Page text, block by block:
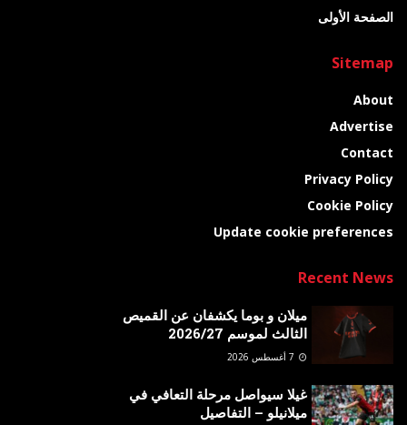
الصفحة الأولى
Sitemap
About
Advertise
Contact
Privacy Policy
Cookie Policy
Update cookie preferences
Recent News
ميلان و بوما يكشفان عن القميص
الثالث لموسم 2026/27
غيلا سيواصل مرحلة التعافي في
ميلانيلو – التفاصيل